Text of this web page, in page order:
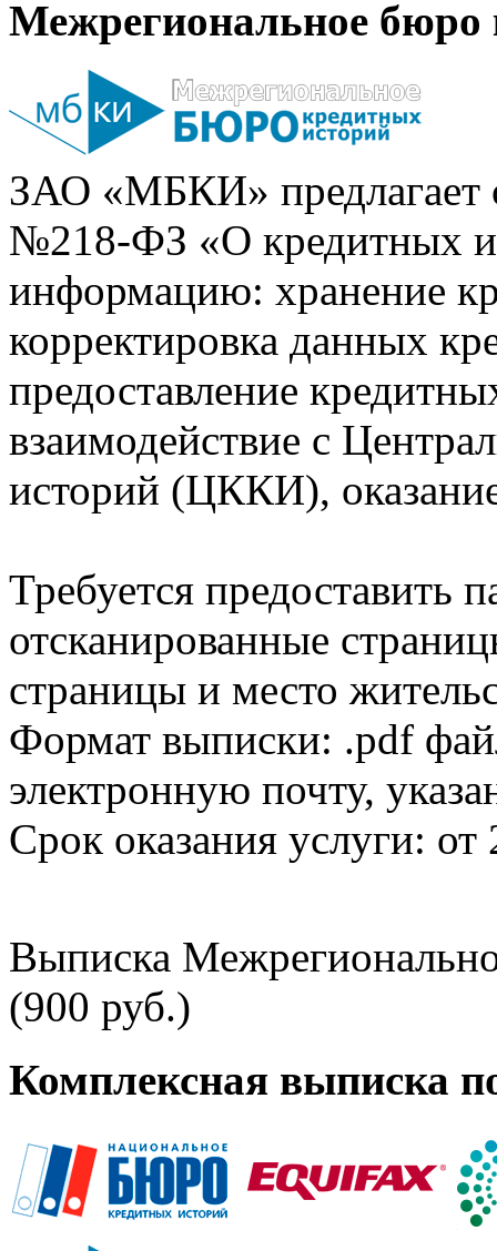
Межрегиональное бюро
ЗАО «МБКИ» предлагает
№218-ФЗ «О кредитных
информацию: хранение
корректировка данных
предоставление
взаимодействие с
историй (ЦККИ),
Требуется предоставить
отсканированные
страницы и место
Формат выписки: .pdf
электронную почту,
Срок оказания услуги: от
Выписка
(900 руб.)
Комплексная выписка